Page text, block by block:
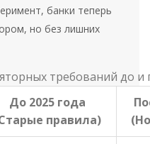
банки теперь
но без лишних
требований до и
До 2025 года
правила)